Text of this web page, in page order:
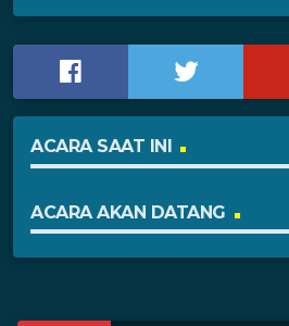
ACARA SAAT INI
ACARA AKAN DATANG